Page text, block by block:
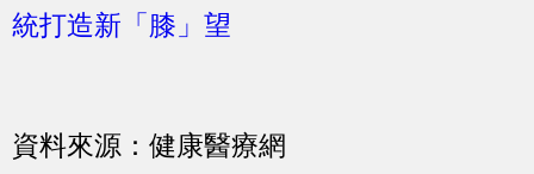
統打造新「膝」望
資料來源：健康醫療網